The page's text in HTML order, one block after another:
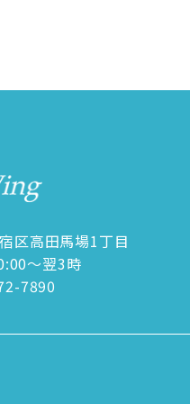
区高田馬場1丁目
～翌3時
7890